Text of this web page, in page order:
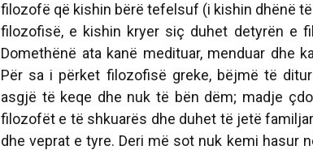
filozofë që kishin bërë tefelsuf (i kishin dhënë
filozofisë, e kishin kryer siç duhet detyrën e
Domethënë ata kanë medituar, menduar dhe
Për sa i përket filozofisë greke, bëjmë të
asgjë të keqe dhe nuk të bën dëm; madje
filozofët e të shkuarës dhe duhet të jetë
dhe veprat e tyre. Deri më sot nuk kemi hasur